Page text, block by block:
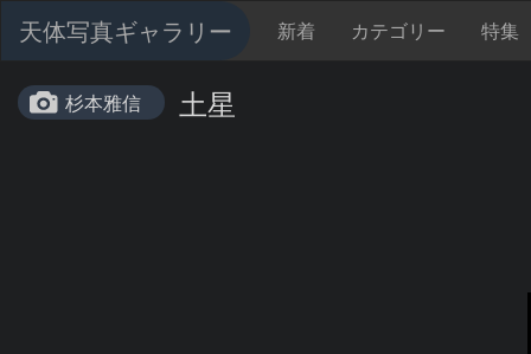
天体写真ギャラリー 新着 カテゴリー 特集
杉本雅信 土星